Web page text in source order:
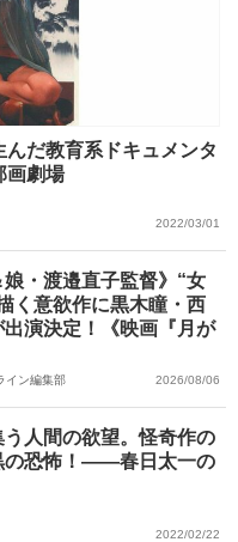
だ教育系ドキュメンタ
画劇場
2022/03/01
娘・渡邉直子監督》“女
く意欲作に黒木瞳・西
出演決定！《映画『月が
イン編集部 2026/08/06
人間の欲望。怪奇作の
の恐怖！――春日太一の
2022/02/22